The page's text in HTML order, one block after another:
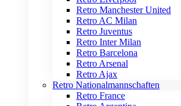
Retro Manchester United
Retro AC Milan
Retro Juventus
Retro Inter Milan
Retro Barcelona
Retro Arsenal
Retro Ajax
Retro Nationalmannschaften
Retro France